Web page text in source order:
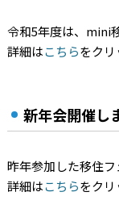
令和5年度は、mini
詳細はこちらをクリ
新年会開催し
昨年参加した移住フ
詳細はこちらをクリ